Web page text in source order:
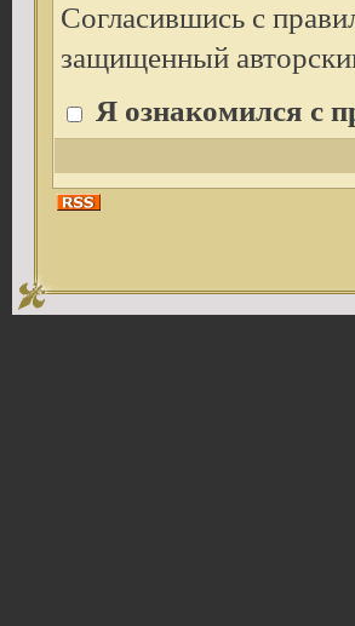
Согласившись с
защищенный
Я ознакомился с